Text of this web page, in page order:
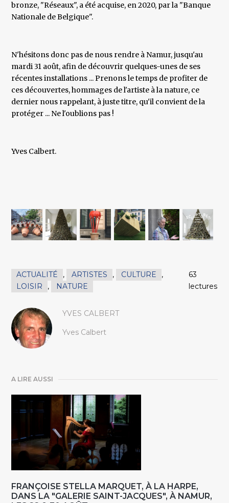
bronze, "Réseaux", a été acquise, en 2020, par la "Banque
Nationale de Belgique".
N'hésitons donc pas de nous rendre à Namur, jusqu'au
mardi 31 août, afin de découvrir quelques-unes de ses
récentes installations ... Prenons le temps de profiter de
ces découvertes, hommages de l'artiste à la nature, ce
dernier nous rappelant, à juste titre, qu'il convient de la
protéger ... Ne l'oublions pas !
Yves Calbert.
ACTUALITÉ , ARTISTES , CULTURE
,
LOISIR
, NATURE
63
lectures
YVES CALBERT
Yves Calbert
A LIRE AUSSI
FRANÇOISE STELLA MARQUET, À LA HARPE,
DANS LA "GALERIE SAINT-JACQUES", À NAMUR,